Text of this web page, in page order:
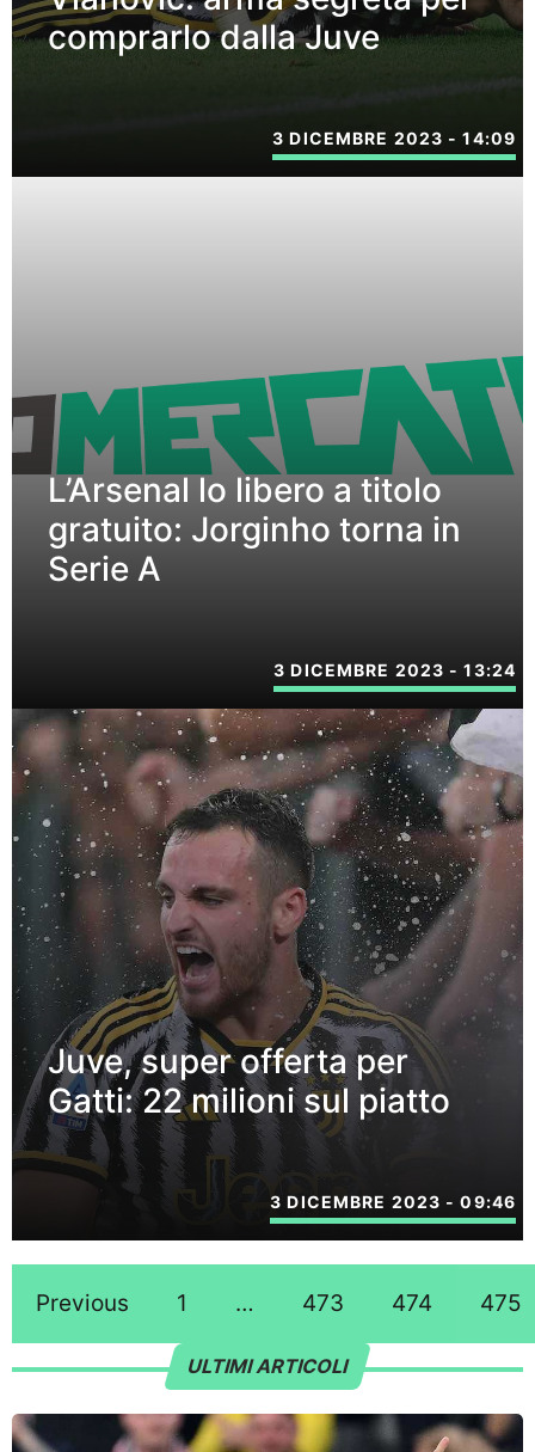
comprarlo dalla Juve
3 DICEMBRE 2023 - 14:09
L’Arsenal lo libero a titolo
gratuito: Jorginho torna in
Serie A
3 DICEMBRE 2023 - 13:24
Juve, super offerta per
Gatti: 22 milioni sul piatto
3 DICEMBRE 2023 - 09:46
Previous 1 … 473 474 475
ULTIMI ARTICOLI